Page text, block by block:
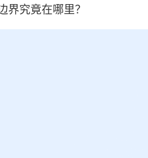
界究竟在哪里？